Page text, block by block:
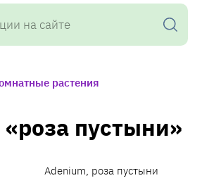
растения
пустыни»
Adenium, роза пустыни